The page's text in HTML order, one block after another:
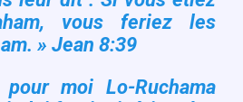
vous feriez les
» Jean 8:39
moi Lo-Ruchama